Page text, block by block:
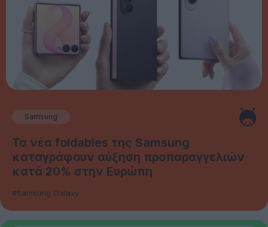
Samsung
Τα νέα foldables της Samsung
καταγράφουν αύξηση προπαραγγελιών
κατά 20% στην Ευρώπη
#Samsung Galaxy